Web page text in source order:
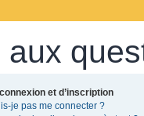
aux
et d’inscription
je pas me connecter ?